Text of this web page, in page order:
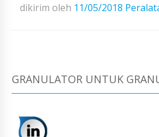
dikirim oleh 11/05/2018
GRANULATOR UNTUK